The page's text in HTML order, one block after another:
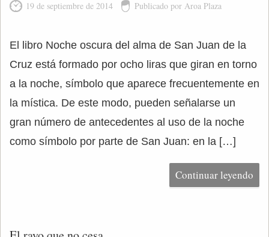
19 de septiembre de 2014 Publicado por Aroa Plaza
El libro Noche oscura del alma de San Juan de la
Cruz está formado por ocho liras que giran en torno
a la noche, símbolo que aparece frecuentemente en
la mística. De este modo, pueden señalarse un
gran número de antecedentes al uso de la noche
como símbolo por parte de San Juan: en la […]
Continuar leyendo